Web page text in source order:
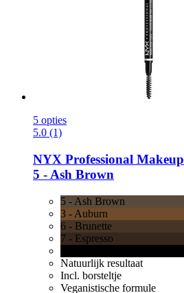
5 opties
5.0 (1)
NYX Professional Makeup
5 -​ Ash Brown
5 - Ash Brown
3 - Auburn
6 - Brunette
7 - Espresso
Natuurlijk resultaat
Incl. borsteltje
Veganistische formule